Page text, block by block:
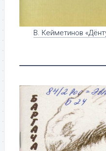
В. Кейметинов